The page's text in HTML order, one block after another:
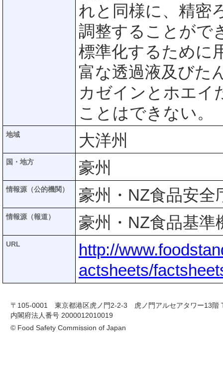
れと同様に、精密
調整することがで
標準化するために
富な透過液及びた
カゼインとホエイ
ことはできない。
地域 大洋州
国・地方 豪州
情報源（公的機関） 豪州・NZ食品安全
情報源（報道） 豪州・NZ食品基準
URL
http://
actsheets/
〒105-0001 東京都港区虎ノ門2-2-3 虎ノ門アルセアタワー13階
内閣府法人番号 2000012010019
© Food Safety Commission of Japan